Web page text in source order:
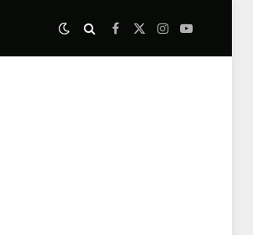
Facebook
X
Instagram
YouTube